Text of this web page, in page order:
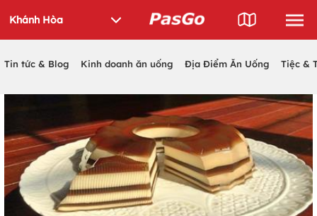
Tin tức & Blog Kinh doanh ăn uống Địa Điểm Ăn Uống Tiệc &